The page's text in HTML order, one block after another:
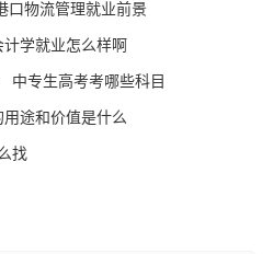
口物流管理就业前景
计学就业怎么样啊
中专生高考考哪些科目
途和价值是什么
找